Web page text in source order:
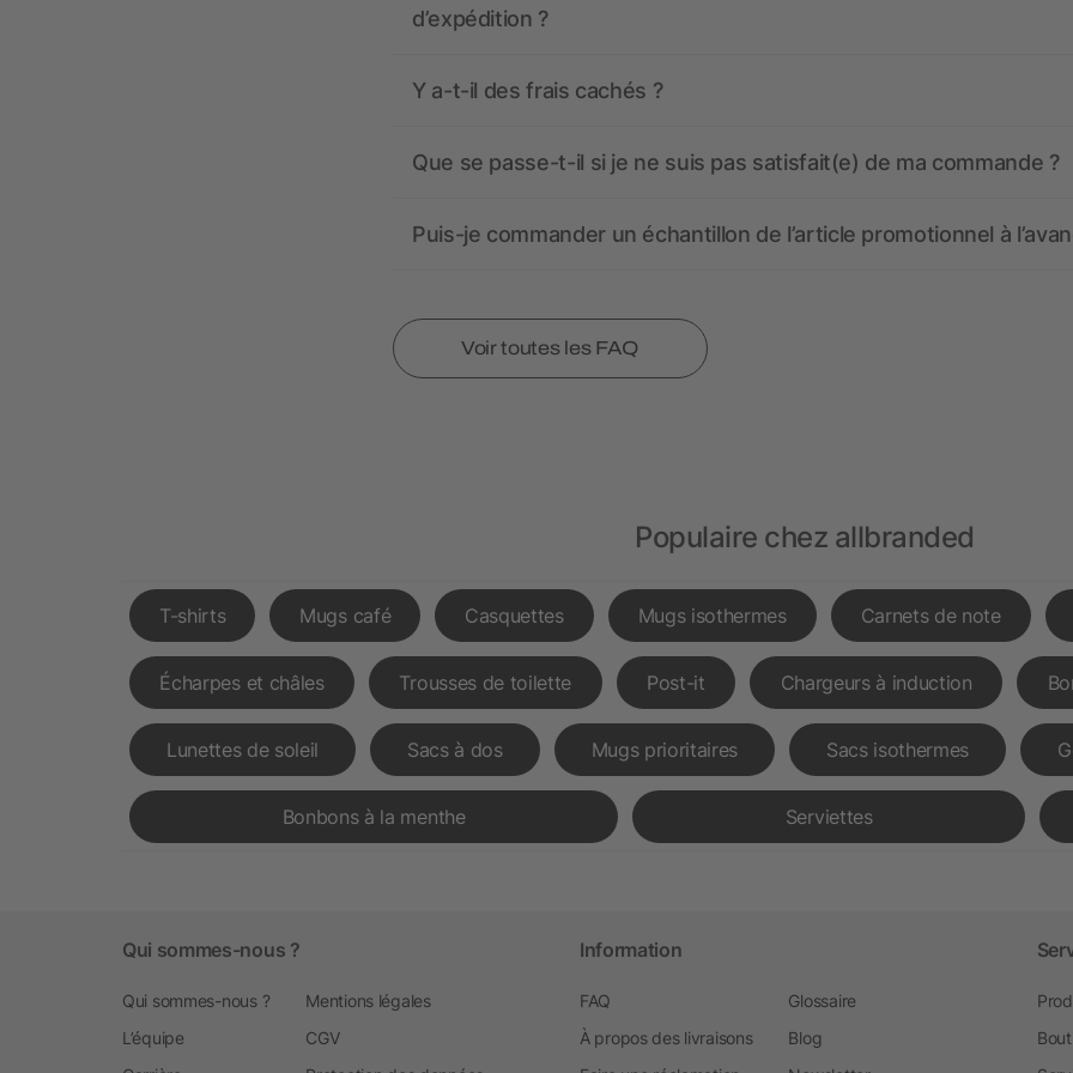
d’expédition ?
Y a-t-il des frais cachés ?
Que se passe-t-il si je ne suis pas satisfait(e) de ma commande ?
Puis-je commander un échantillon de l’article promotionnel à
Voir toutes les FAQ
Populaire chez allbranded
T-shirts Mugs café Casquettes Mugs isothermes Carnets de note
Écharpes et châles Trousses de toilette Post-it Chargeurs à induction
Lunettes de soleil Sacs à dos Mugs prioritaires Sacs isothermes
Bonbons à la menthe Serviettes
Qui sommes-nous ?
Qui sommes-nous ?
L’équipe
Mentions légales
CGV
Information
FAQ
À propos des livraisons
Glossaire
Blog